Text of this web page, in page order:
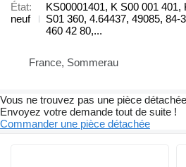
État
neuf
KS00001401, K S00 001 401,
S01 360, 4.64437, 49085, 84-
460 42 80,...
France, Sommerau
Vous ne trouvez pas une pièce
Envoyez votre demande tout de suite !
Commander une pièce détachée